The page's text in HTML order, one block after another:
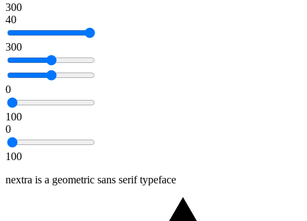
300
40
300
0
100
0
100
nextra is a geometric sans serif typeface